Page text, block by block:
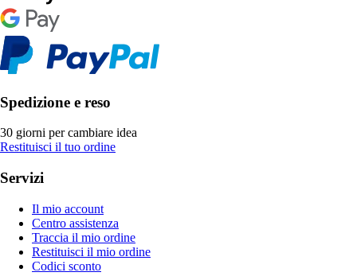
Spedizione e reso
30 giorni per cambiare idea
Restituisci il tuo ordine
Servizi
Il mio account
Centro assistenza
Traccia il mio ordine
Restituisci il mio ordine
Codici sconto